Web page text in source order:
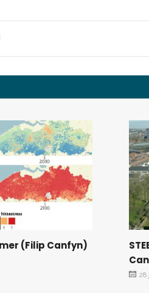
(Filip Canfyn)
28